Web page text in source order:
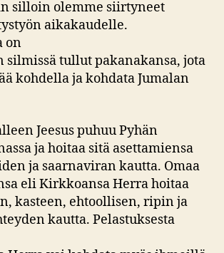
silloin olemme siirtyneet
aikakaudelle.
on
silmissä tullut pakanakansa, jota
kohdella ja kohdata Jumalan
Jeesus puhuu Pyhän
ja hoitaa sitä asettamiensa
ja saarnaviran kautta. Omaa
eli Kirkkoansa Herra hoitaa
kasteen, ehtoollisen, ripin ja
kautta. Pelastuksesta